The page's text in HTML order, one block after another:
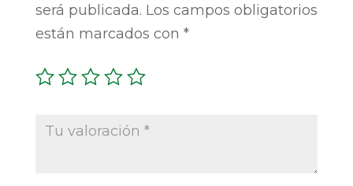
será publicada. Los campos obligatorios
están marcados con *